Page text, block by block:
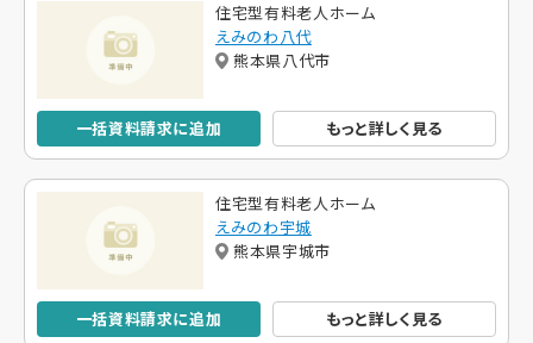
住宅型有料老人ホーム
えみのわ八代
熊本県八代市
一括資料請求に追加 もっと詳しく見る
住宅型有料老人ホーム
えみのわ宇城
熊本県宇城市
一括資料請求に追加 もっと詳しく見る